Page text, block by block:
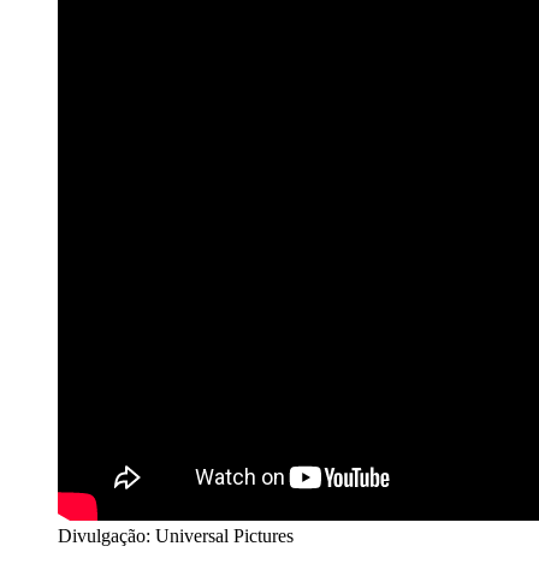
Divulgação: Universal Pictures